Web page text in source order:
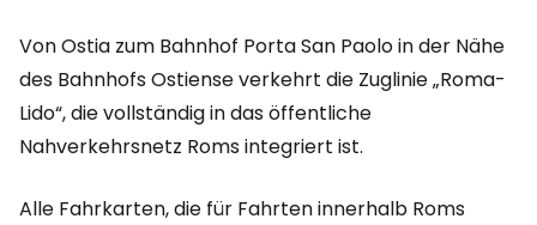
Von Ostia zum Bahnhof Porta San Paolo in der Nähe
des Bahnhofs Ostiense verkehrt die Zuglinie „Roma-
Lido“, die vollständig in das öffentliche
Nahverkehrsnetz Roms integriert ist.
Alle Fahrkarten, die für Fahrten innerhalb Roms